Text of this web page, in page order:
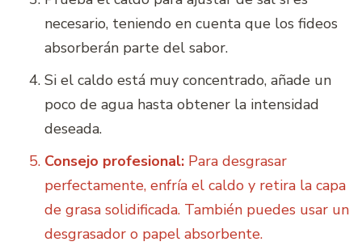
necesario, teniendo en cuenta que los fideos
absorberán parte del sabor.
Si el caldo está muy concentrado, añade un
poco de agua hasta obtener la intensidad
deseada.
Consejo profesional: Para desgrasar
perfectamente, enfría el caldo y retira la capa
de grasa solidificada. También puedes usar un
desgrasador o papel absorbente.